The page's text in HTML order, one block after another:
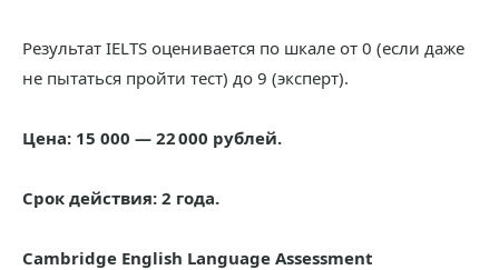
Результат IELTS оценивается по шкале от 0 (если даже
не пытаться пройти тест) до 9 (эксперт).
Цена: 15 000 — 22 000 рублей.
Срок действия: 2 года.
Cambridge English Language Assessment